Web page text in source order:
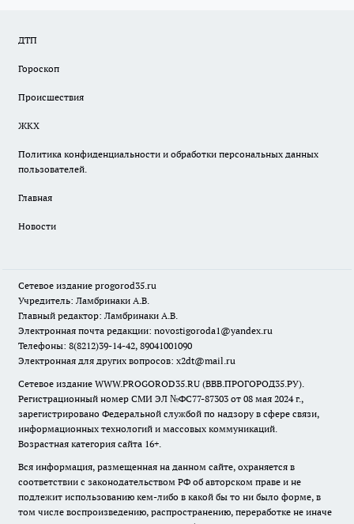
ДТП
Гороскоп
Происшествия
ЖКХ
Политика конфиденциальности и обработки персональных данных
пользователей.
Главная
Новости
Сетевое издание progorod35.ru
Учредитель: Ламбринаки А.В.
Главный редактор: Ламбринаки А.В.
Электронная почта редакции: novostigoroda1@yandex.ru
Телефоны: 8(8212)39-14-42, 89041001090
Электронная для других вопросов: x2dt@mail.ru
Сетевое издание WWW.PROGOROD35.RU (ВВВ.ПРОГОРОД35.РУ).
Регистрационный номер СМИ ЭЛ №ФС77-87303 от 08 мая 2024 г.,
зарегистрировано Федеральной службой по надзору в сфере связи,
информационных технологий и массовых коммуникаций.
Возрастная категория сайта 16+.
Вся информация, размещенная на данном сайте, охраняется в
соответствии с законодательством РФ об авторском праве и не
подлежит использованию кем-либо в какой бы то ни было форме, в
том числе воспроизведению, распространению, переработке не иначе